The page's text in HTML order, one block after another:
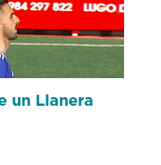
un Llanera